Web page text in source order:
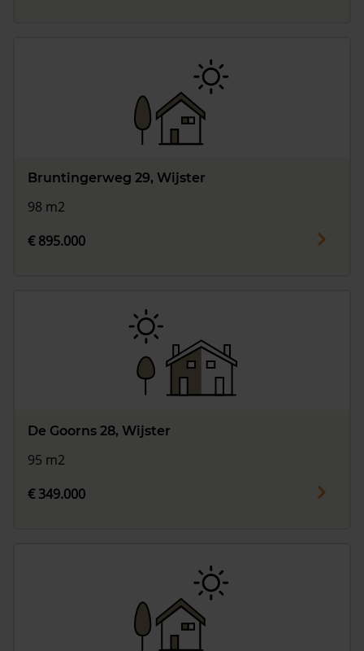
Bruntingerweg 29, Wijster
98 m2
€ 895.000
De Goorns 28, Wijster
95 m2
€ 349.000